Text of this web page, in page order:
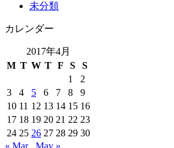
未分類
カレンダー
2017年4月
M T W T F S
S
1
2
3
4 5 6 7 8
9
10 11 12 13 14 15 16
17 18 19 20 21 22 23
24 25 26 27 28 29 30